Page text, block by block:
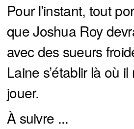
Pour l’instant, tout
que Joshua Roy
avec des sueurs
Laine s’établir là où
jouer.
À suivre ...